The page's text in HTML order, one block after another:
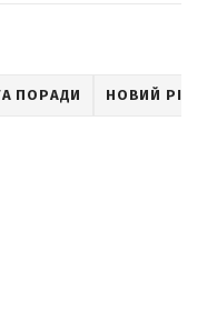
ПОРАДИ НОВИЙ РІК